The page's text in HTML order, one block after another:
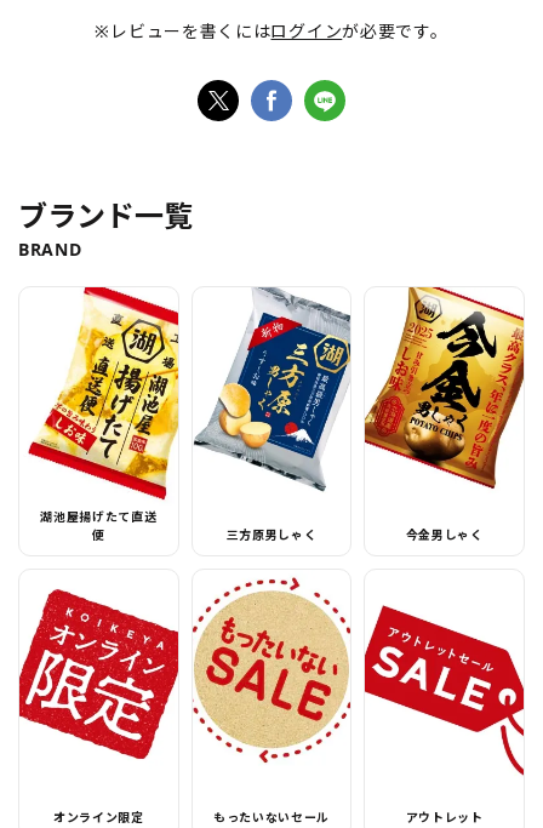
※レビューを書くにはログインが必要です。
ブランド一覧
BRAND
湖池屋揚げたて直送
便
三方原男しゃく 今金男しゃく
オンライン限定 もったいないセール アウトレット